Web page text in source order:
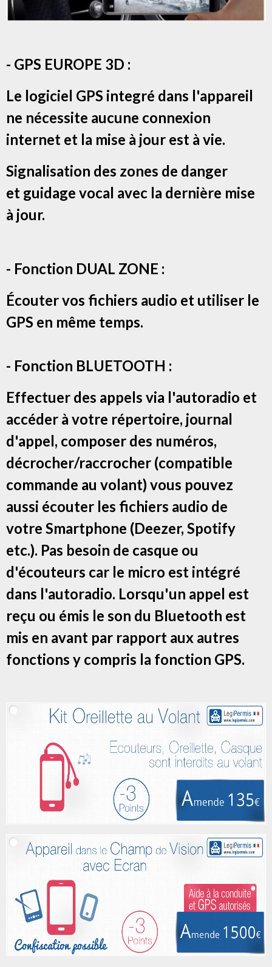
- GPS EUROPE 3D :
Le logiciel GPS integré dans l'appareil
ne nécessite aucune connexion
internet et la mise à jour est à vie.
Signalisation des zones de danger
et guidage vocal avec la dernière mise
à jour.
- Fonction DUAL ZONE :
Écouter vos fichiers audio et utiliser le
GPS en même temps.
- Fonction BLUETOOTH :
Effectuer des appels via l'autoradio et
accéder à votre répertoire, journal
d'appel, composer des numéros,
décrocher/raccrocher (compatible
commande au volant) vous pouvez
aussi écouter les fichiers audio de
votre Smartphone (Deezer, Spotify
etc.). Pas besoin de casque ou
d'écouteurs car le micro est intégré
dans l'autoradio. Lorsqu'un appel est
reçu ou émis le son du Bluetooth est
mis en avant par rapport aux autres
fonctions y compris la fonction GPS.